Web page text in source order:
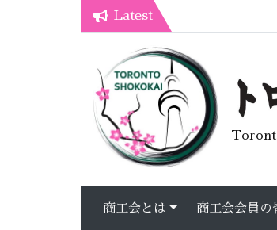
Latest
7月オープンライブラリーカフェ
トロント生活不安疑問質問懇
商工会とは 商工会会員の